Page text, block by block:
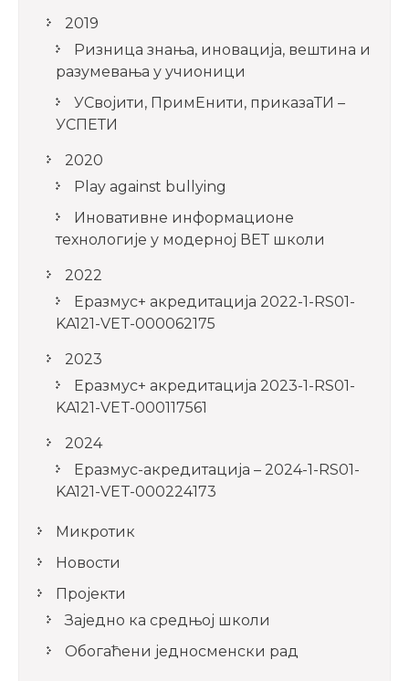
2019
Ризница знања, иновација, вештина и
разумевања у учионици
УСвојити, ПримЕнити, приказаТИ –
УСПЕТИ
2020
Play against bullying
Иновативне информационе
технологије у модерној ВЕТ школи
2022
Еразмус+ акредитација 2022-1-RS01-
KA121-VET-000062175
2023
Еразмус+ акредитација 2023-1-RS01-
KA121-VET-000117561
2024
Еразмус-акредитација – 2024-1-RS01-
KA121-VET-000224173
Микротик
Новости
Пројекти
Заједно ка средњој школи
Обогаћени једносменски рад